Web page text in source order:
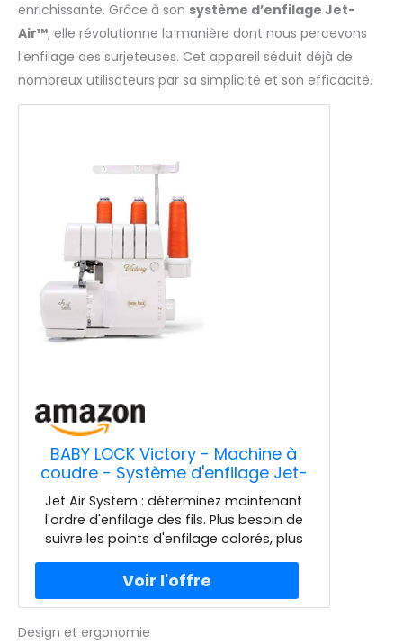
enrichissante. Grâce à son système d’enfilage Jet-
Air™, elle révolutionne la manière dont nous percevons
l’enfilage des surjeteuses. Cet appareil séduit déjà de
nombreux utilisateurs par sa simplicité et son efficacité.
BABY LOCK Victory - Machine à
coudre - Système d'enfilage Jet-
Air™ - Blanc - Plastique
Jet Air System : déterminez maintenant
l'ordre d'enfilage des fils. Plus besoin de
suivre les points d'enfilage colorés, plus
suspendus ou de recommencer à
recommencer parce que vous vous êtes
perdu lors de l'enfilage Plus de soucis
avec la tension du fil : la solution est le
Design et ergonomie